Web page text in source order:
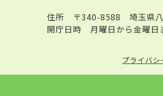
住所 〒340-8588 埼玉県
開庁日時 月曜日から金曜
プライバシ